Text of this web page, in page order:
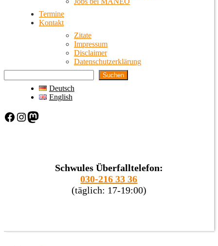
Termine
Kontakt
Zitate
Impressum
Disclaimer
Datenschutzerklärung
Suchen
Deutsch
English
Facebook Instagram Mastodon
Schwules Überfalltelefon:
030-216 33 36
(täglich: 17-19:00)